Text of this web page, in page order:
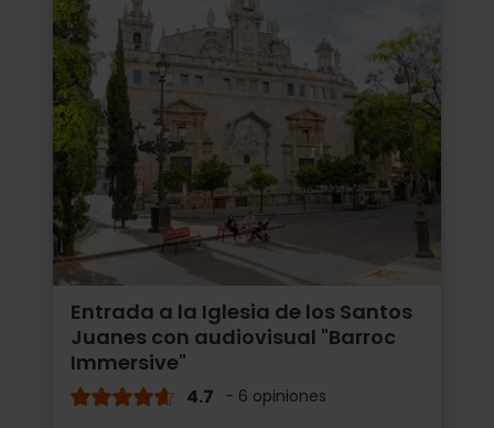
Entrada a la Iglesia de los Santos
Juanes con audiovisual "Barroc
Immersive"
4.7 - 6 opiniones